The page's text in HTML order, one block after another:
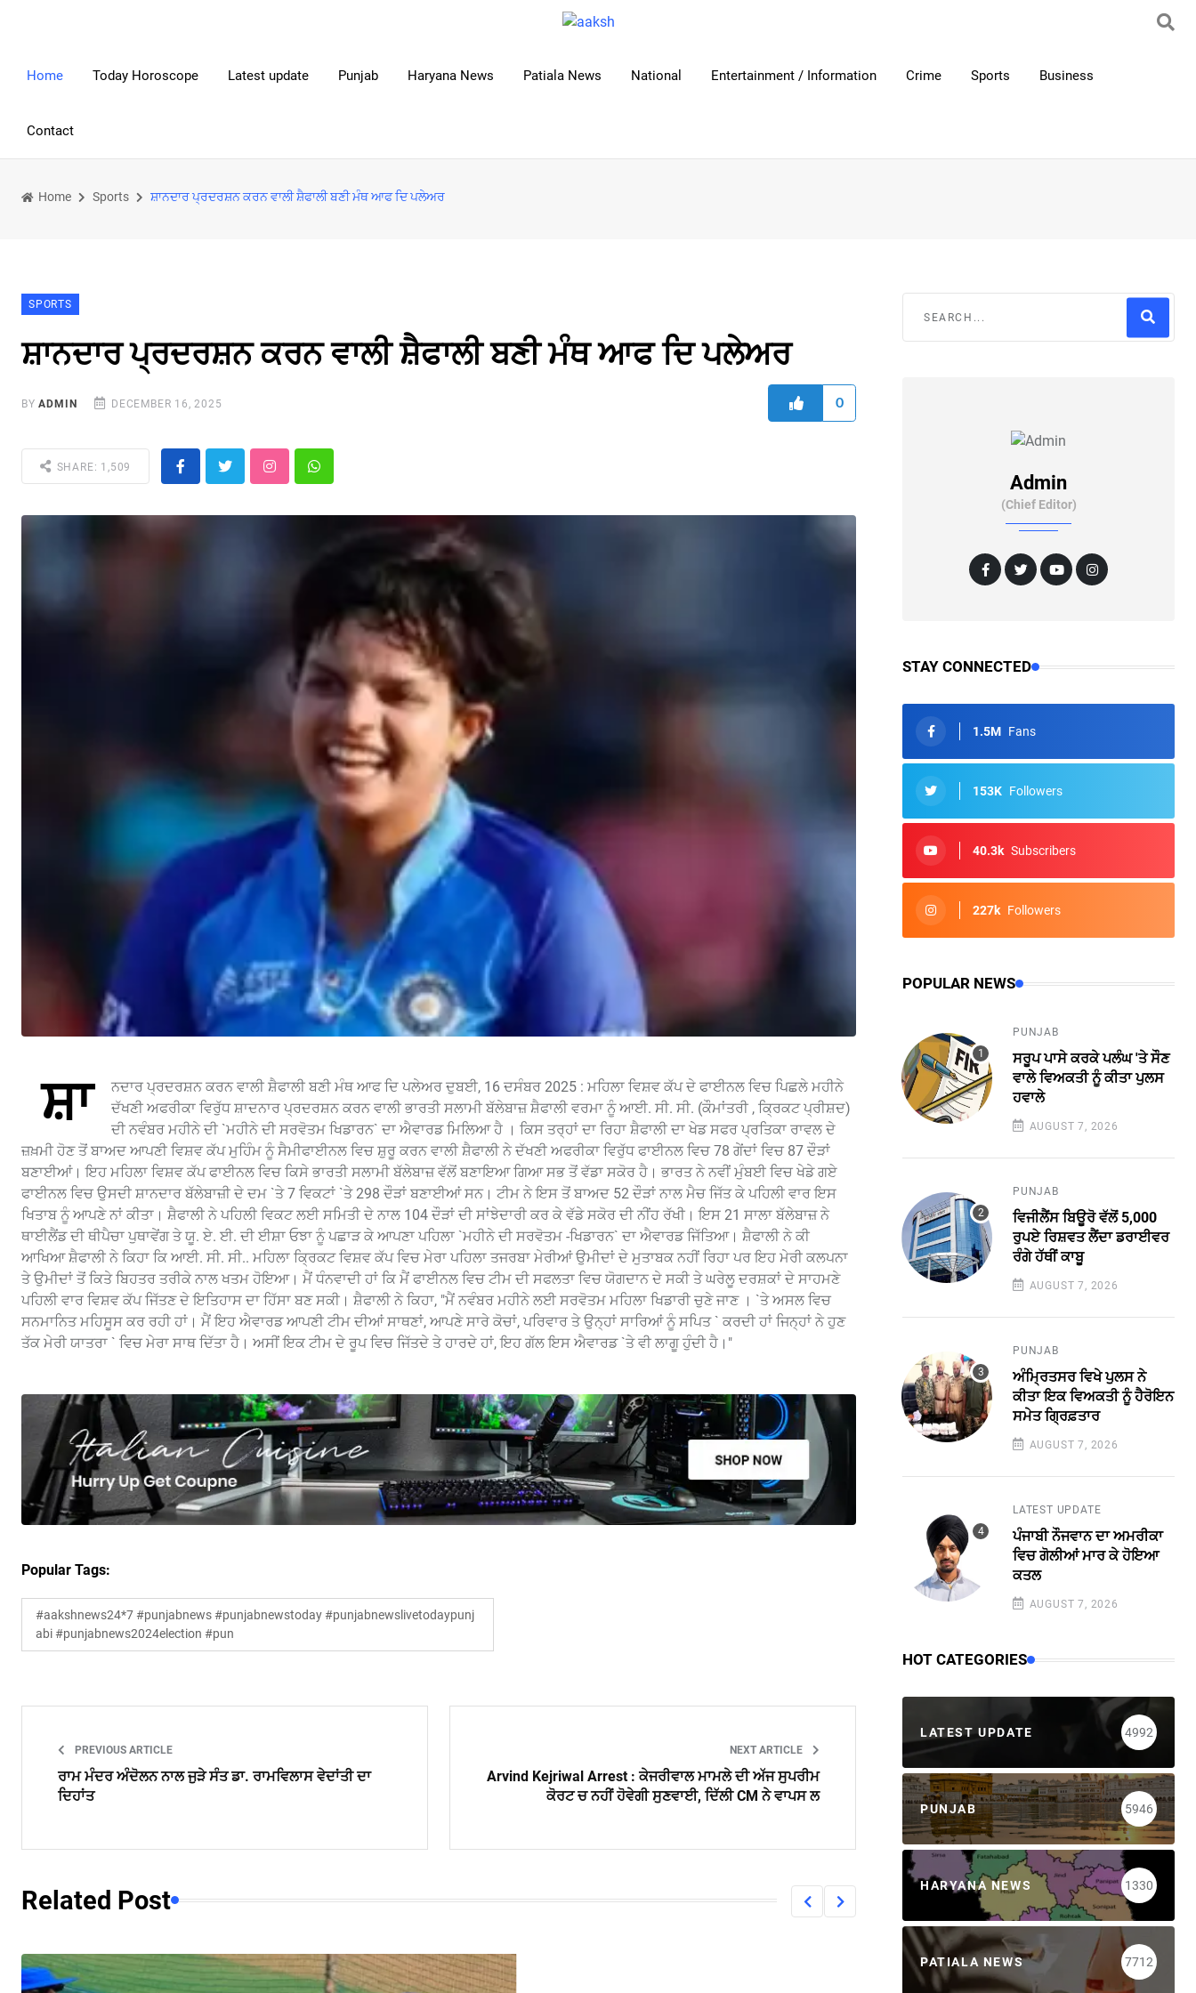
Home Today Horoscope Latest update Punjab Haryana News Patiala News National Entertainment / Information Crime Sports Business
Contact
Home Sports ਸ਼ਾਨਦਾਰ ਪ੍ਰਦਰਸ਼ਨ ਕਰਨ ਵਾਲੀ ਸ਼ੈਫਾਲੀ ਬਣੀ ਮੰਥ ਆਫ ਦਿ ਪਲੇਅਰ
SPORTS
ਸ਼ਾਨਦਾਰ ਪ੍ਰਦਰਸ਼ਨ ਕਰਨ ਵਾਲੀ ਸ਼ੈਫਾਲੀ ਬਣੀ ਮੰਥ ਆਫ ਦਿ ਪਲੇਅਰ
BYADMIN DECEMBER 16, 2025 0
SHARE: 1,509
ਸ਼ਾ
ਨਦਾਰ ਪ੍ਰਦਰਸ਼ਨ ਕਰਨ ਵਾਲੀ ਸ਼ੈਫਾਲੀ ਬਣੀ ਮੰਥ ਆਫ ਦਿ ਪਲੇਅਰ ਦੁਬਈ, 16 ਦਸੰਬਰ 2025 : ਮਹਿਲਾ ਵਿਸ਼ਵ ਕੱਪ ਦੇ ਫਾਈਨਲ ਵਿਚ ਪਿਛਲੇ ਮਹੀਨੇ
ਦੱਖਣੀ ਅਫਰੀਕਾ ਵਿਰੁੱਧ ਸ਼ਾਦਨਾਰ ਪ੍ਰਦਰਸ਼ਨ ਕਰਨ ਵਾਲੀ ਭਾਰਤੀ ਸਲਾਮੀ ਬੱਲੇਬਾਜ਼ ਸ਼ੈਫਾਲੀ ਵਰਮਾ ਨੂੰ ਆਈ. ਸੀ. ਸੀ. (ਕੌਮਾਂਤਰੀ , ਕ੍ਰਿਕਟ ਪ੍ਰੀਸ਼ਦ)
ਦੀ ਨਵੰਬਰ ਮਹੀਨੇ ਦੀ `ਮਹੀਨੇ ਦੀ ਸਰਵੋਤਮ ਖਿਡਾਰਨ` ਦਾ ਐਵਾਰਡ ਮਿਲਿਆ ਹੈ । ਕਿਸ ਤਰ੍ਹਾਂ ਦਾ ਰਿਹਾ ਸ਼ੈਫਾਲੀ ਦਾ ਖੇਡ ਸਫਰ ਪ੍ਰਤਿਕਾ ਰਾਵਲ ਦੇ
ਜ਼ਖ਼ਮੀ ਹੋਣ ਤੋਂ ਬਾਅਦ ਆਪਣੀ ਵਿਸ਼ਵ ਕੱਪ ਮੁਹਿੰਮ ਨੂੰ ਸੈਮੀਫਾਈਨਲ ਵਿਚ ਸ਼ੁਰੂ ਕਰਨ ਵਾਲੀ ਸ਼ੈਫਾਲੀ ਨੇ ਦੱਖਣੀ ਅਫਰੀਕਾ ਵਿਰੁੱਧ ਫਾਈਨਲ ਵਿਚ 78 ਗੇਂਦਾਂ ਵਿਚ 87 ਦੌੜਾਂ
ਬਣਾਈਆਂ। ਇਹ ਮਹਿਲਾ ਵਿਸ਼ਵ ਕੱਪ ਫਾਈਨਲ ਵਿਚ ਕਿਸੇ ਭਾਰਤੀ ਸਲਾਮੀ ਬੱਲੇਬਾਜ਼ ਵੱਲੋਂ ਬਣਾਇਆ ਗਿਆ ਸਭ ਤੋਂ ਵੱਡਾ ਸਕੋਰ ਹੈ। ਭਾਰਤ ਨੇ ਨਵੀਂ ਮੁੰਬਈ ਵਿਚ ਖੇਡੇ ਗਏ
ਫਾਈਨਲ ਵਿਚ ਉਸਦੀ ਸ਼ਾਨਦਾਰ ਬੱਲੇਬਾਜ਼ੀ ਦੇ ਦਮ `ਤੇ 7 ਵਿਕਟਾਂ `ਤੇ 298 ਦੌੜਾਂ ਬਣਾਈਆਂ ਸਨ। ਟੀਮ ਨੇ ਇਸ ਤੋਂ ਬਾਅਦ 52 ਦੌੜਾਂ ਨਾਲ ਮੈਚ ਜਿੱਤ ਕੇ ਪਹਿਲੀ ਵਾਰ ਇਸ
ਖਿਤਾਬ ਨੂੰ ਆਪਣੇ ਨਾਂ ਕੀਤਾ। ਸ਼ੈਫਾਲੀ ਨੇ ਪਹਿਲੀ ਵਿਕਟ ਲਈ ਸਮਿਤੀ ਦੇ ਨਾਲ 104 ਦੌੜਾਂ ਦੀ ਸਾਂਝੇਦਾਰੀ ਕਰ ਕੇ ਵੱਡੇ ਸਕੋਰ ਦੀ ਨੀਂਹ ਰੱਖੀ। ਇਸ 21 ਸਾਲਾ ਬੱਲੇਬਾਜ਼ ਨੇ
ਥਾਈਲੈਂਡ ਦੀ ਥੀਪੈਚਾ ਪੁਥਾਵੇਂਗ ਤੇ ਯੂ. ਏ. ਈ. ਦੀ ਈਸ਼ਾ ਓਝਾ ਨੂੰ ਪਛਾੜ ਕੇ ਆਪਣਾ ਪਹਿਲਾ `ਮਹੀਨੇ ਦੀ ਸਰਵੋਤਮ -ਖਿਡਾਰਨ` ਦਾ ਐਵਾਰਡ ਜਿੱਤਿਆ। ਸ਼ੈਫਾਲੀ ਨੇ ਕੀ
ਆਖਿਆ ਸ਼ੈਫਾਲੀ ਨੇ ਕਿਹਾ ਕਿ ਆਈ. ਸੀ. ਸੀ.. ਮਹਿਲਾ ਕ੍ਰਿਕਟ ਵਿਸ਼ਵ ਕੱਪ ਵਿਚ ਮੇਰਾ ਪਹਿਲਾ ਤਜਰਬਾ ਮੇਰੀਆਂ ਉਮੀਦਾਂ ਦੇ ਮੁਤਾਬਕ ਨਹੀਂ ਰਿਹਾ ਪਰ ਇਹ ਮੇਰੀ ਕਲਪਨਾ
ਤੇ ਉਮੀਦਾਂ ਤੋਂ ਕਿਤੇ ਬਿਹਤਰ ਤਰੀਕੇ ਨਾਲ ਖਤਮ ਹੋਇਆ। ਮੈਂ ਧੰਨਵਾਦੀ ਹਾਂ ਕਿ ਮੈਂ ਫਾਈਨਲ ਵਿਚ ਟੀਮ ਦੀ ਸਫਲਤਾ ਵਿਚ ਯੋਗਦਾਨ ਦੇ ਸਕੀ ਤੇ ਘਰੇਲੂ ਦਰਸ਼ਕਾਂ ਦੇ ਸਾਹਮਣੇ
ਪਹਿਲੀ ਵਾਰ ਵਿਸ਼ਵ ਕੱਪ ਜਿੱਤਣ ਦੇ ਇਤਿਹਾਸ ਦਾ ਹਿੱਸਾ ਬਣ ਸਕੀ। ਸ਼ੈਫਾਲੀ ਨੇ ਕਿਹਾ, "ਮੈਂ ਨਵੰਬਰ ਮਹੀਨੇ ਲਈ ਸਰਵੋਤਮ ਮਹਿਲਾ ਖਿਡਾਰੀ ਚੁਣੇ ਜਾਣ । `ਤੇ ਅਸਲ ਵਿਚ
ਸਨਮਾਨਿਤ ਮਹਿਸੂਸ ਕਰ ਰਹੀ ਹਾਂ। ਮੈਂ ਇਹ ਐਵਾਰਡ ਆਪਣੀ ਟੀਮ ਦੀਆਂ ਸਾਥਣਾਂ, ਆਪਣੇ ਸਾਰੇ ਕੋਚਾਂ, ਪਰਿਵਾਰ ਤੇ ਉਨ੍ਹਾਂ ਸਾਰਿਆਂ ਨੂੰ ਸਪਿਤ ` ਕਰਦੀ ਹਾਂ ਜਿਨ੍ਹਾਂ ਨੇ ਹੁਣ
ਤੱਕ ਮੇਰੀ ਯਾਤਰਾ ` ਵਿਚ ਮੇਰਾ ਸਾਥ ਦਿੱਤਾ ਹੈ। ਅਸੀਂ ਇਕ ਟੀਮ ਦੇ ਰੂਪ ਵਿਚ ਜਿੱਤਦੇ ਤੇ ਹਾਰਦੇ ਹਾਂ, ਇਹ ਗੱਲ ਇਸ ਐਵਾਰਡ `ਤੇ ਵੀ ਲਾਗੂ ਹੁੰਦੀ ਹੈ।"
Popular Tags:
#aakshnews24*7 #punjabnews #punjabnewstoday #punjabnewslivetodaypunj
abi #punjabnews2024election #pun
PREVIOUS ARTICLE
ਰਾਮ ਮੰਦਰ ਅੰਦੋਲਨ ਨਾਲ ਜੁੜੇ ਸੰਤ ਡਾ. ਰਾਮਵਿਲਾਸ ਵੇਦਾਂਤੀ ਦਾ
ਦਿਹਾਂਤ
NEXT ARTICLE
Arvind Kejriwal Arrest : ਕੇਜਰੀਵਾਲ ਮਾਮਲੇ ਦੀ ਅੱਜ ਸੁਪਰੀਮ
ਕੋਰਟ ਚ ਨਹੀਂ ਹੋਵੇਗੀ ਸੁਣਵਾਈ, ਦਿੱਲੀ CM ਨੇ ਵਾਪਸ ਲ
Related Post
Admin
(Chief Editor)
STAY CONNECTED
1.5M Fans
153K Followers
40.3k Subscribers
227k Followers
POPULAR NEWS
PUNJAB
ਸਰੂਪ ਪਾਸੇ ਕਰਕੇ ਪਲੰਘ 'ਤੇ ਸੌਣ
ਵਾਲੇ ਵਿਅਕਤੀ ਨੂੰ ਕੀਤਾ ਪੁਲਸ
ਹਵਾਲੇ
AUGUST 7, 2026
PUNJAB
ਵਿਜੀਲੈਂਸ ਬਿਊਰੋ ਵੱਲੋਂ 5,000
ਰੁਪਏ ਰਿਸ਼ਵਤ ਲੈਂਦਾ ਡਰਾਈਵਰ
ਰੰਗੇ ਹੱਥੀਂ ਕਾਬੂ
AUGUST 7, 2026
PUNJAB
ਅੰਮ੍ਰਿਤਸਰ ਵਿਖੇ ਪੁਲਸ ਨੇ
ਕੀਤਾ ਇਕ ਵਿਅਕਤੀ ਨੂੰ ਹੈਰੋਇਨ
ਸਮੇਤ ਗ੍ਰਿਫ਼ਤਾਰ
AUGUST 7, 2026
LATEST UPDATE
ਪੰਜਾਬੀ ਨੌਜਵਾਨ ਦਾ ਅਮਰੀਕਾ
ਵਿਚ ਗੋਲੀਆਂ ਮਾਰ ਕੇ ਹੋਇਆ
ਕਤਲ
AUGUST 7, 2026
HOT CATEGORIES
LATEST UPDATE 4992
PUNJAB 5946
HARYANA NEWS 1330
PATIALA NEWS 7712